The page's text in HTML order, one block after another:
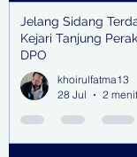
Jelang Sidang
Kejari Tanjung
DPO
khoirulfatma13
28 Jul
2